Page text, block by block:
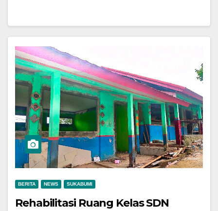
BERITA NEWS SUKABUMI
Rehabilitasi Ruang Kelas SDN